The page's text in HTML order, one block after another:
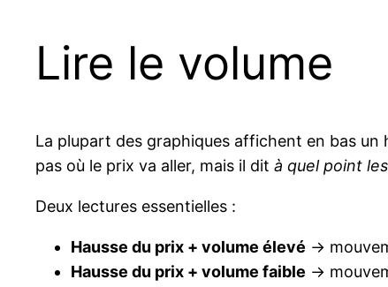
Lire le volume
La plupart des graphiques affichent en bas un
pas où le prix va aller, mais il dit à quel point
Deux lectures essentielles :
Hausse du prix + volume élevé →
Hausse du prix + volume faible →